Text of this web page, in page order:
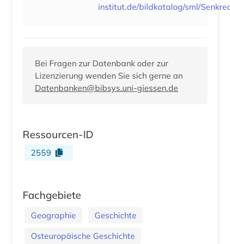
institut.de/bildkatalog/sml/
Bei Fragen zur Datenbank oder zur
Lizenzierung wenden Sie sich gerne an
Datenbanken@bibsys.uni-giessen.de
Ressourcen-ID
2559
Fachgebiete
Geographie
Geschichte
Osteuropäische Geschichte